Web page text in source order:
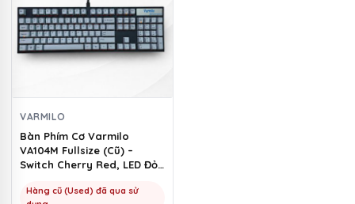
VARMILO
Bàn Phím Cơ Varmilo
VA104M Fullsize (Cũ) –
Switch Cherry Red, LED Đỏ |
Hàng cũ (Used) đã qua sử